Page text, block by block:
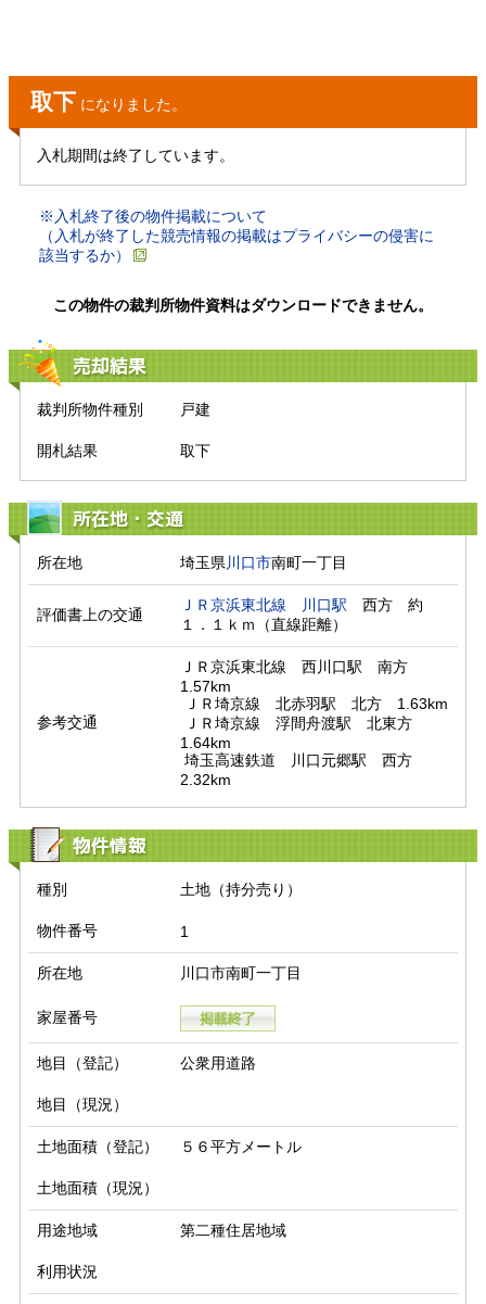
取下 になりました。
入札期間は終了しています。
※入札終了後の物件掲載について
（入札が終了した競売情報の掲載はプライバシーの侵害に
該当するか）
この物件の裁判所物件資料はダウンロードできません。
売却結果
裁判所物件種別 戸建
開札結果 取下
所在地・交通
所在地 埼玉県 川口市南町一丁目
評価書上の交通
ＪＲ京浜東北線 川口駅 西方　約
１．１ｋｍ（直線距離）
参考交通
ＪＲ京浜東北線　西川口駅　南方
1.57km
1.64km
2.32km
物件情報
種別 土地（持分売り）
物件番号 1
所在地 川口市南町一丁目
家屋番号
地目（登記） 公衆用道路
地目（現況）
土地面積（登記） ５６平方メートル
土地面積（現況）
用途地域 第二種住居地域
利用状況